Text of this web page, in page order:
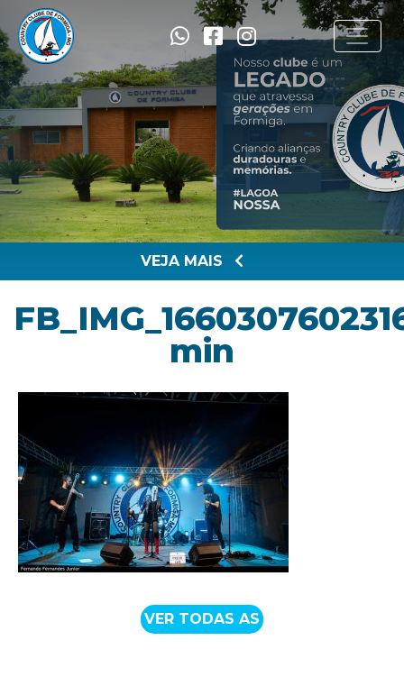
VEJA MAIS
min
VER TODAS AS